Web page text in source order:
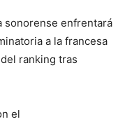
sonorense enfrentará
a la francesa
ranking tras
el